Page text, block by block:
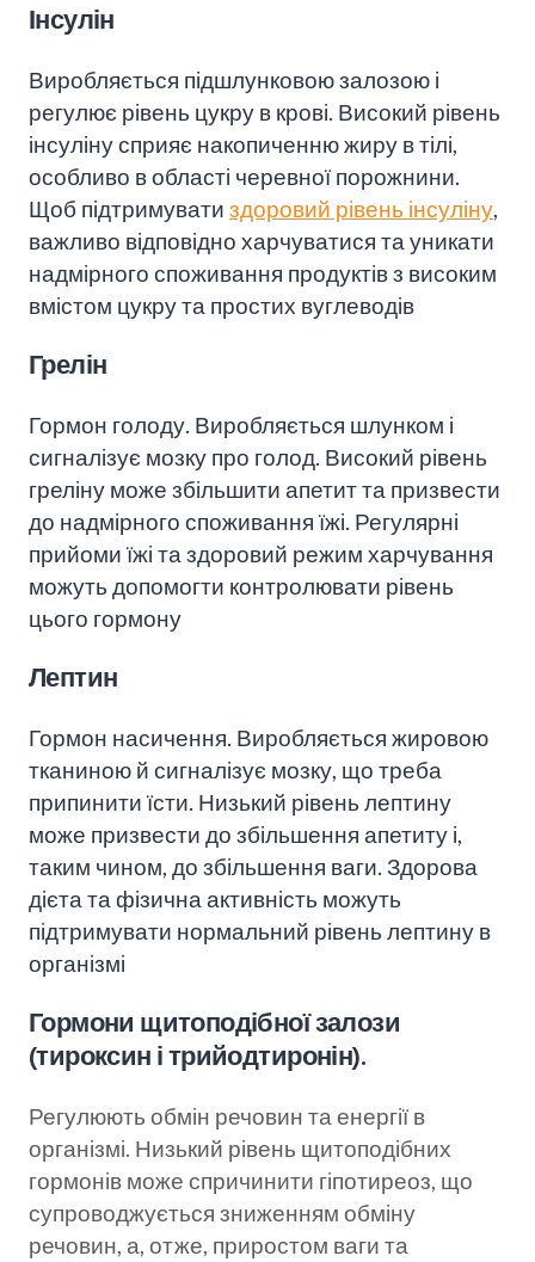
Інсулін
Виробляється підшлунковою залозою і
регулює рівень цукру в крові. Високий рівень
інсуліну сприяє накопиченню жиру в тілі,
особливо в області черевної порожнини.
Щоб підтримувати здоровий рівень інсуліну,
важливо відповідно харчуватися та уникати
надмірного споживання продуктів з високим
вмістом цукру та простих вуглеводів
Грелін
Гормон голоду. Виробляється шлунком і
сигналізує мозку про голод. Високий рівень
греліну може збільшити апетит та призвести
до надмірного споживання їжі. Регулярні
прийоми їжі та здоровий режим харчування
можуть допомогти контролювати рівень
цього гормону
Лептин
Гормон насичення. Виробляється жировою
тканиною й сигналізує мозку, що треба
припинити їсти. Низький рівень лептину
може призвести до збільшення апетиту і,
таким чином, до збільшення ваги. Здорова
дієта та фізична активність можуть
підтримувати нормальний рівень лептину в
організмі
Гормони щитоподібної залози
(тироксин і трийодтиронін).
Регулюють обмін речовин та енергії в
організмі. Низький рівень щитоподібних
гормонів може спричинити гіпотиреоз, що
супроводжується зниженням обміну
речовин, а, отже, приростом ваги та